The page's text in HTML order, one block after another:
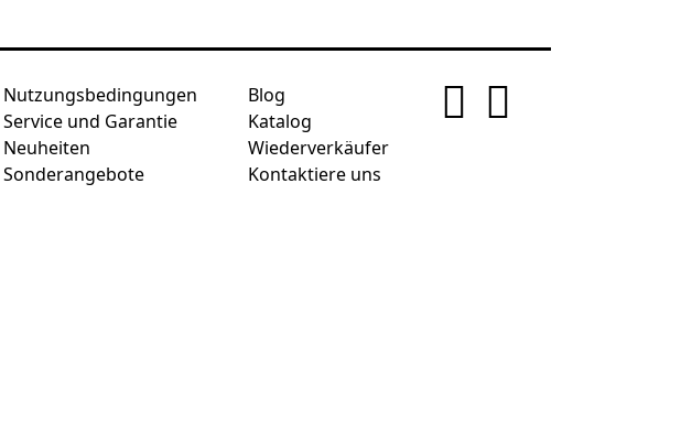
Nutzungsbedingungen
Service und Garantie
Neuheiten
Sonderangebote
Blog
Katalog
Wiederverkäufer
Kontaktiere uns